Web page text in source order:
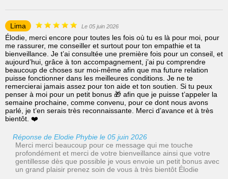
Lima Le 05 juin 2026
Élodie, merci encore pour toutes les fois où tu es là pour moi, pour
me rassurer, me conseiller et surtout pour ton empathie et ta
bienveillance. Je t’ai consultée une première fois pour un conseil, et
aujourd’hui, grâce à ton accompagnement, j’ai pu comprendre
beaucoup de choses sur moi-même afin que ma future relation
puisse fonctionner dans les meilleures conditions. Je ne te
remercierai jamais assez pour ton aide et ton soutien. Si tu peux
penser à moi pour un petit bonus 🎁 afin que je puisse t’appeler la
semaine prochaine, comme convenu, pour ce dont nous avons
parlé, je t’en serais très reconnaissante. Merci d’avance et à très
bientôt. ❤️
Réponse de Elodie Phybie le 05 juin 2026
Merci merci beaucoup pour ce message qui me touche
profondément et merci de votre bienveillance ainsi que votre
gentillesse dès que possible je vous envoie un petit bonus avec
un grand plaisir prenez soin de vous à très bientôt Élodie